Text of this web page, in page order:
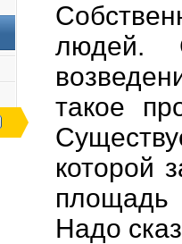
людей.
такое
которой
площадь
Надо